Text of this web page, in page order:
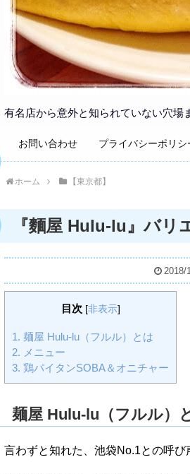
有名店から意外と知られていない穴場
お問い合わせ プライバシーポリシ
ホーム 【東京都】
『麵屋 Hulu-lu』バリ
2018/
目次 [非表示]
1. 麺屋 Hulu-lu（フルル）とは
2. メニュー
3. 鶏パイタンSOBA＆オニチャー
麺屋 Hulu-lu（フルル）
言わずと知れた、池袋No.1との呼び